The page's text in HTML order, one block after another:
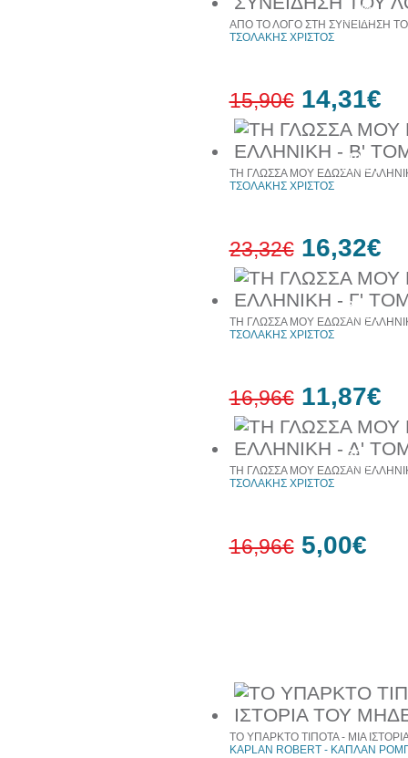
10%
έκπτωση
10%
έκπτωση
ΑΠΟ ΤΟ ΛΟΓΟ ΣΤΗ ΣΥΝΕΙΔΗΣΗ
ΤΣΟΛΑΚΗΣ ΧΡΙΣΤΟΣ
15,90€ 14,31€
30%
έκπτωση
web
ΤΗ ΓΛΩΣΣΑ ΜΟΥ ΕΔΩΣΑΝ
ΤΣΟΛΑΚΗΣ ΧΡΙΣΤΟΣ
23,32€ 16,32€
30%
έκπτωση
web
ΤΗ ΓΛΩΣΣΑ ΜΟΥ ΕΔΩΣΑΝ
ΤΣΟΛΑΚΗΣ ΧΡΙΣΤΟΣ
16,96€ 11,87€
ΤΗ ΓΛΩΣΣΑ ΜΟΥ ΕΔΩΣΑΝ
ΤΣΟΛΑΚΗΣ ΧΡΙΣΤΟΣ
16,96€ 5,00€
ΤΟ ΥΠΑΡΚΤΟ ΤΙΠΟΤΑ - ΜΙΑ
KAPLAN ROBERT - ΚΑΠΛΑΝ